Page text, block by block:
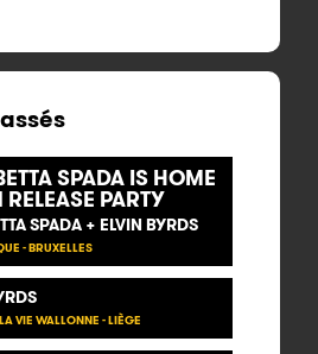
SPADA IS HOME
PARTY
SPADA + ELVIN BYRDS
- BRUXELLES
VIE WALLONNE - LIÈGE